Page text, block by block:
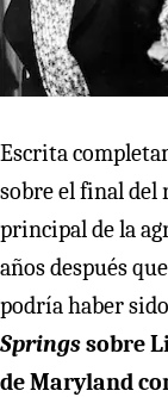
Escrita
sobre el final del
principal de la
años después
podría haber
Springssobre
de Maryland